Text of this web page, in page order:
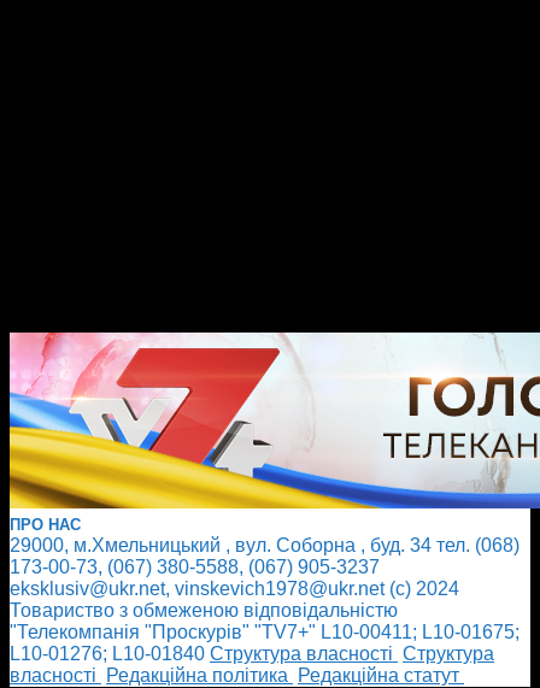
ПРО НАС
29000, м.Хмельницький , вул. Соборна , буд. 34 тел. (068)
173-00-73, (067) 380-5588, (067) 905-3237
eksklusiv@ukr.net, vinskevich1978@ukr.net (с) 2024
Товариство з обмеженою відповідальністю
"Телекомпанія "Проскурів" "TV7+" L10-00411; L10-01675;
L10-01276; L10-01840 Cтруктура власності Cтруктура
власності
Редакційна політика
Редакційна статут